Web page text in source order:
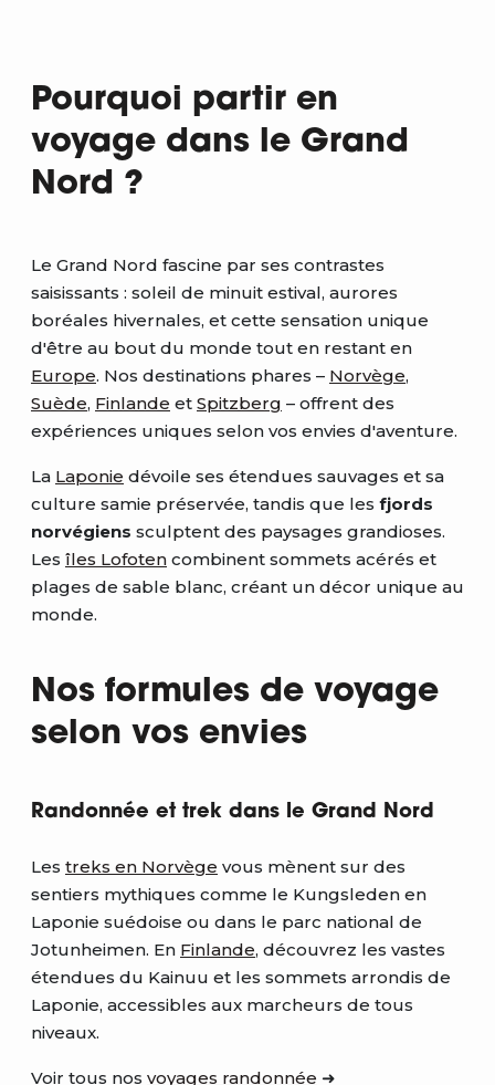
Pourquoi partir en
voyage dans le Grand
Nord ?
Le Grand Nord fascine par ses contrastes
saisissants : soleil de minuit estival, aurores
boréales hivernales, et cette sensation unique
d'être au bout du monde tout en restant en
Europe. Nos destinations phares – Norvège,
Suède, Finlande et Spitzberg – offrent des
expériences uniques selon vos envies d'aventure.
La Laponie dévoile ses étendues sauvages et sa
culture samie préservée, tandis que les fjords
norvégiens sculptent des paysages grandioses.
Les îles Lofoten combinent sommets acérés et
plages de sable blanc, créant un décor unique au
monde.
Nos formules de voyage
selon vos envies
Randonnée et trek dans le Grand Nord
Les treks en Norvège vous mènent sur des
sentiers mythiques comme le Kungsleden en
Laponie suédoise ou dans le parc national de
Jotunheimen. En Finlande, découvrez les vastes
étendues du Kainuu et les sommets arrondis de
Laponie, accessibles aux marcheurs de tous
niveaux.
Voir tous nos voyages randonnée ➜